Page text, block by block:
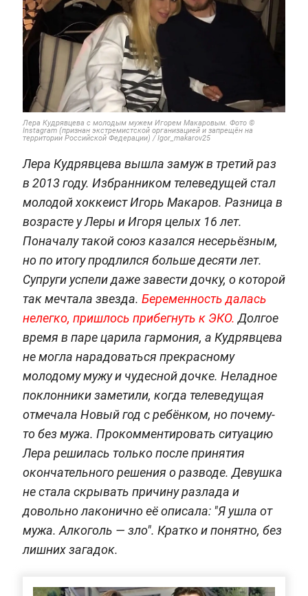
Лера Кудрявцева с молодым мужем Игорем Макаровым. Фото ©
Instagram (признан экстремистской организацией и запрещён на
территории Российской Федерации) / Igor_makarov25
Лера Кудрявцева вышла замуж в третий раз
в 2013 году. Избранником телеведущей стал
молодой хоккеист Игорь Макаров. Разница в
возрасте у Леры и Игоря целых 16 лет.
Поначалу такой союз казался несерьёзным,
но по итогу продлился больше десяти лет.
Супруги успели даже завести дочку, о которой
так мечтала звезда. Беременность далась
нелегко, пришлось прибегнуть к ЭКО. Долгое
время в паре царила гармония, а Кудрявцева
не могла нарадоваться прекрасному
молодому мужу и чудесной дочке. Неладное
поклонники заметили, когда телеведущая
отмечала Новый год с ребёнком, но почему-
то без мужа. Прокомментировать ситуацию
Лера решилась только после принятия
окончательного решения о разводе. Девушка
не стала скрывать причину разлада и
довольно лаконично её описала: "Я ушла от
мужа. Алкоголь — зло". Кратко и понятно, без
лишних загадок.